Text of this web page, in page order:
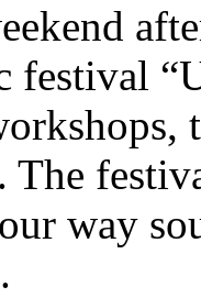
festival
The
way